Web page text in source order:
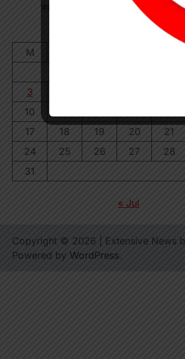
August 2026
M
3
10
17
18 19 20 21
24
25 26 27 28
31
« Jul
Copyright © 2026 | Extensive News
Powered by WordPress.